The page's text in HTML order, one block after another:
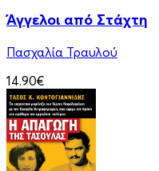
Άγγελοι από Στάχτη
Πασχαλία Τραυλού
14.90€